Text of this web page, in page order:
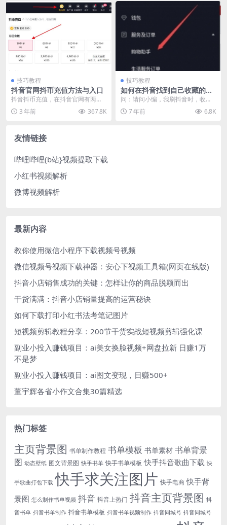
技巧教程
抖音官网抖币充值方法与入口
抖音抖币充值，在抖音官网有两个
方式，一是网页端，二是app端。
下面分别介绍抖音抖...
3 年前 367.8K
技巧教程
如何在抖音找到自己收藏的淘
宝产品
问：请问小编，我刷抖音时，收藏
了一下达人推荐的淘宝商品，当时
没有购买，我再哪里才...
7 年前 6.8K
友情链接
哔哩哔哩(b站}视频提取下载
小红书视频解析
微博视频解析
最新内容
教你使用微信小程序下载视频号视频
微信视频号视频下载神器：安心下视频工具箱(网页在线版)
抖音小店销售成功的关键：怎样让你的商品脱颖而出
干货满满：抖音小店销量提高的运营秘诀
如何下载打印小红书法考笔记图片
短视频剪辑教程分享：200节干货实战短视频剪辑强化课
副业小投入赚钱项目：ai美女换脸视频+网盘拉新 日赚1万
不是梦
副业小投入赚钱项目：ai图文变现，日赚500+
董宇辉各省小作文合集30篇精选
热门标签
主页背景图 书单制作教程 书单模板 书单素材 书单背景
图 动态壁纸 图文背景图 快手书单 快手书单模板 快手抖音歌曲下载 快
手歌曲打包下载 快手求关注图片 快手电商 快手背
景图 怎么制作书单视频 抖音 抖音上热门 抖音主页背景图 抖
音书单 抖音书单制作 抖音书单模板 抖音书单视频制作 抖音同城号 抖音同城号